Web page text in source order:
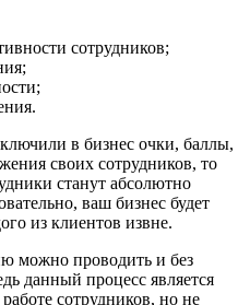
сотрудников;
в бизнес очки, баллы,
своих сотрудников, то
станут абсолютно
ваш бизнес будет
из клиентов извне.
можно проводить и без
данный процесс является
сотрудников, но не